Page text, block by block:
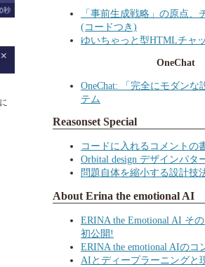
「事前生成戦略」の原点、
(コードつき)
ゆいちゃっと型HTMLチャ
OneChat
OneChat: 「完全にモダンな
テム
Reasonset Special
コードに入れるコメントの
Orbital design デザインパタ
問題自体を縮小する設計技
About Erina the emotional AI
ERINA the Emotional AI そ
初公開!
ERINA the emotional AIの
AIとディープラーニングと